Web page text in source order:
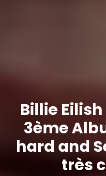
Billie
3ème
hard and
très